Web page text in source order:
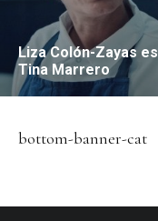
Liza Colón-Zayas es
Tina Marrero
bottom-banner-cat